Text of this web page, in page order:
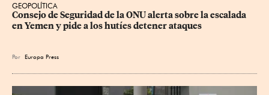
GEOPOLÍTICA
Consejo de Seguridad de la ONU alerta sobre la escalada
en Yemen y pide a los hutíes detener ataques
Por Europa Press